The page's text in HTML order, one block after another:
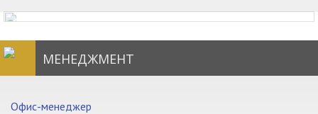
МЕНЕДЖМЕНТ
Офис-менеджер